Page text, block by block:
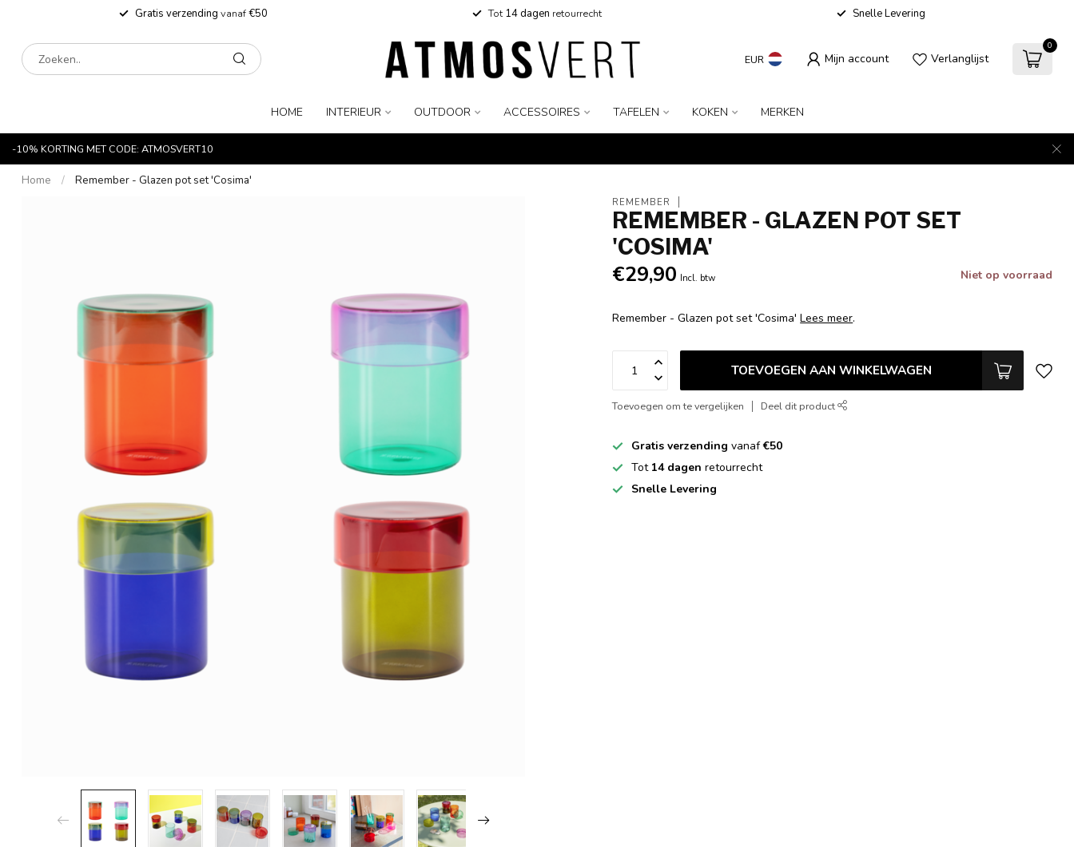
Gratis verzending vanaf€50 Tot14 dagen retourrecht Snelle Levering
EUR Mijn account Verlanglijst
0
HOME INTERIEUR OUTDOOR ACCESSOIRES TAFELEN KOKEN MERKEN
-10% KORTING MET CODE: ATMOSVERT10
Home / Remember - Glazen pot set 'Cosima'
REMEMBER
REMEMBER - GLAZEN POT SET
'COSIMA'
€29,90 Incl. btw Niet op voorraad
Remember - Glazen pot set 'Cosima'Lees meer.
TOEVOEGEN AAN WINKELWAGEN
Toevoegen om te vergelijken Deel dit product
Gratis verzending vanaf€50
Tot 14 dagen retourrecht
Snelle Levering